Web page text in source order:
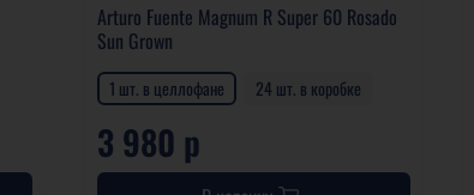
Arturo Fuente Magnum R Super 60 Rosado
Sun Grown
1 шт. в целлофане 24 шт. в коробке
3 980 р